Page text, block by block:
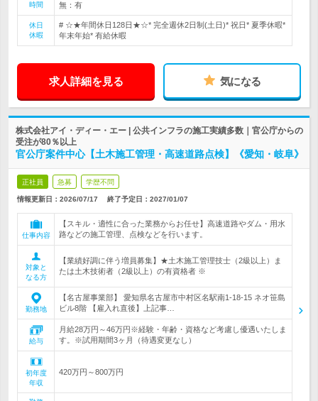
時間
無：有
休日
休暇
# ☆★年間休日128日★☆* 完全週休2日制(土日)* 祝日* 夏季休暇*
年末年始* 有給休暇
求人詳細を見る 気になる
株式会社アイ・ディー・エー | 公共インフラの施工実績多数｜官公庁からの
受注が80％以上
官公庁案件中心【土木施工管理・高速道路点検】《愛知・岐阜》
正社員 急募 学歴不問
情報更新日：2026/07/17 終了予定日： 2027/01/07
仕事内容
【スキル・適性に合った業務からお任せ】高速道路やダム・用水
路などの施工管理、点検などを行います。
対象と
なる方
【業績好調に伴う増員募集】★土木施工管理技士（2級以上）ま
たは土木技術者（2級以上）の有資格者 ※
勤務地
【名古屋事業部】 愛知県名古屋市中村区名駅南1-18-15 ネオ笹島
ビル8階 【雇入れ直後】上記事…
給与
月給28万円～46万円※経験・年齢・資格など考慮し優遇いたしま
す。※試用期間3ヶ月（待遇変更なし）
初年度
年収
420万円～800万円